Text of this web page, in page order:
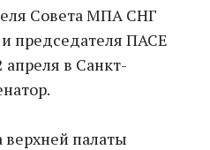
Совета МПА СНГ
председателя ПАСЕ
в Санкт-
верхней палаты